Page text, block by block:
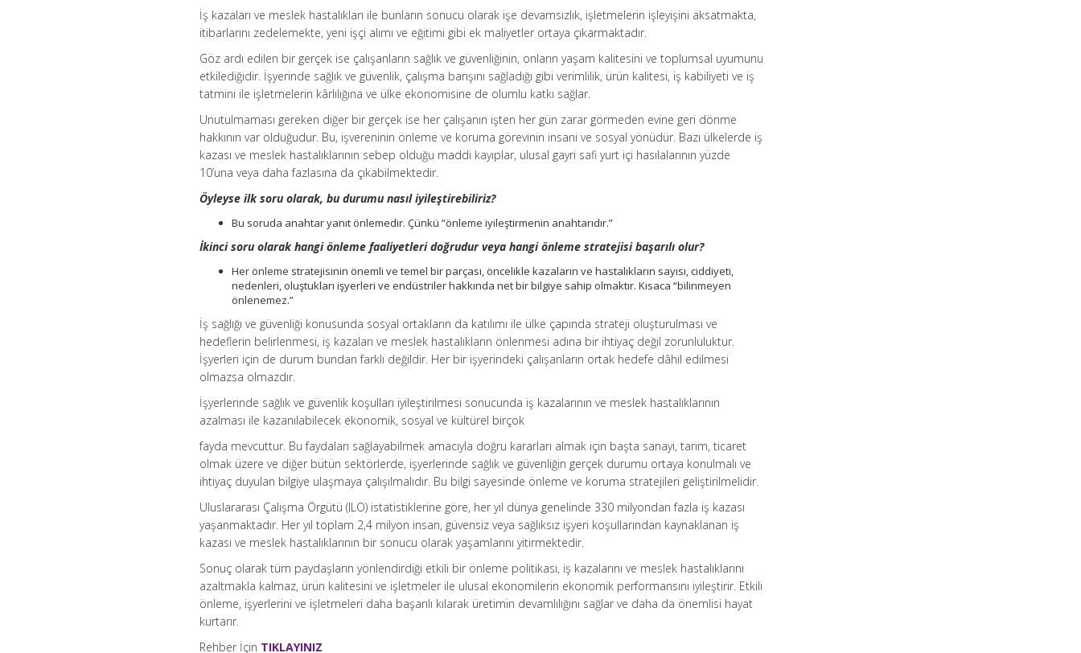
İş kazaları ve meslek hastalıkları ile bunların sonucu olarak işe devamsızlık, işletmelerin işleyişini aksatmakta,
itibarlarını zedelemekte, yeni işçi alımı ve eğitimi gibi ek maliyetler ortaya çıkarmaktadır.
Göz ardı edilen bir gerçek ise çalışanların sağlık ve güvenliğinin, onların yaşam kalitesini ve toplumsal uyumunu
etkilediğidir. İşyerinde sağlık ve güvenlik, çalışma barışını sağladığı gibi verimlilik, ürün kalitesi, iş kabiliyeti ve iş
tatmini ile işletmelerin kârlılığına ve ülke ekonomisine de olumlu katkı sağlar.
Unutulmaması gereken diğer bir gerçek ise her çalışanın işten her gün zarar görmeden evine geri dönme
hakkının var olduğudur. Bu, işvereninin önleme ve koruma görevinin insani ve sosyal yönüdür. Bazı ülkelerde iş
kazası ve meslek hastalıklarının sebep olduğu maddi kayıplar, ulusal gayri safi yurt içi hasılalarının yüzde
10’una veya daha fazlasına da çıkabilmektedir.
Öyleyse ilk soru olarak, bu durumu nasıl iyileştirebiliriz?
Bu soruda anahtar yanıt önlemedir. Çünkü “önleme iyileştirmenin anahtarıdır.”
İkinci soru olarak hangi önleme faaliyetleri doğrudur veya hangi önleme stratejisi başarılı olur?
Her önleme stratejisinin önemli ve temel bir parçası, öncelikle kazaların ve hastalıkların sayısı, ciddiyeti,
nedenleri, oluştukları işyerleri ve endüstriler hakkında net bir bilgiye sahip olmaktır. Kısaca “bilinmeyen
önlenemez.”
İş sağlığı ve güvenliği konusunda sosyal ortakların da katılımı ile ülke çapında strateji oluşturulması ve
hedeflerin belirlenmesi, iş kazaları ve meslek hastalıkların önlenmesi adına bir ihtiyaç değil zorunluluktur.
İşyerleri için de durum bundan farklı değildir. Her bir işyerindeki çalışanların ortak hedefe dâhil edilmesi
olmazsa olmazdır.
İşyerlerinde sağlık ve güvenlik koşulları iyileştirilmesi sonucunda iş kazalarının ve meslek hastalıklarının
azalması ile kazanılabilecek ekonomik, sosyal ve kültürel birçok
fayda mevcuttur. Bu faydaları sağlayabilmek amacıyla doğru kararları almak için başta sanayi, tarım, ticaret
olmak üzere ve diğer bütün sektörlerde, işyerlerinde sağlık ve güvenliğin gerçek durumu ortaya konulmalı ve
ihtiyaç duyulan bilgiye ulaşmaya çalışılmalıdır. Bu bilgi sayesinde önleme ve koruma stratejileri geliştirilmelidir.
Uluslararası Çalışma Örgütü (ILO) istatistiklerine göre, her yıl dünya genelinde 330 milyondan fazla iş kazası
yaşanmaktadır. Her yıl toplam 2,4 milyon insan, güvensiz veya sağlıksız işyeri koşullarından kaynaklanan iş
kazası ve meslek hastalıklarının bir sonucu olarak yaşamlarını yitirmektedir.
Sonuç olarak tüm paydaşların yönlendirdiği etkili bir önleme politikası, iş kazalarını ve meslek hastalıklarını
azaltmakla kalmaz, ürün kalitesini ve işletmeler ile ulusal ekonomilerin ekonomik performansını iyileştirir. Etkili
önleme, işyerlerini ve işletmeleri daha başarılı kılarak üretimin devamlılığını sağlar ve daha da önemlisi hayat
kurtarır.
Rehber İçin TIKLAYINIZ